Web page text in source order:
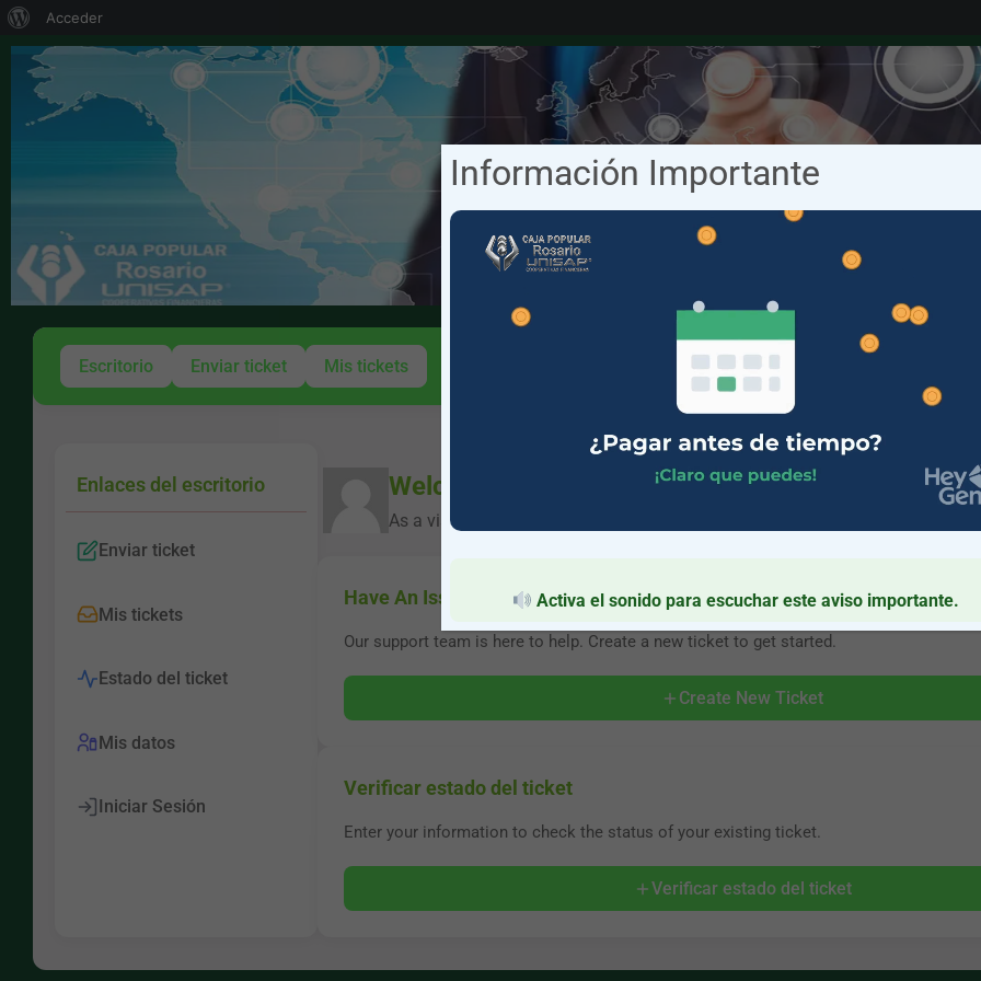
Acceder
Escritorio Enviar ticket Mis tickets
Enlaces del escritorio
Enviar ticket
Mis tickets
Estado del ticket
Mis datos
Iniciar Sesión
Welcome Back To , Soporte_Sistemas CPR!
As a visitor, you can easily create a support ticket by sharing your issue
Have An Issue?
Our support team is here to help. Create a new ticket to get started.
Create New Ticket
Verificar estado del ticket
Enter your information to check the status of your existing ticket.
Verificar estado del ticket
Información Importante
Activa el sonido para escuchar este aviso importante.